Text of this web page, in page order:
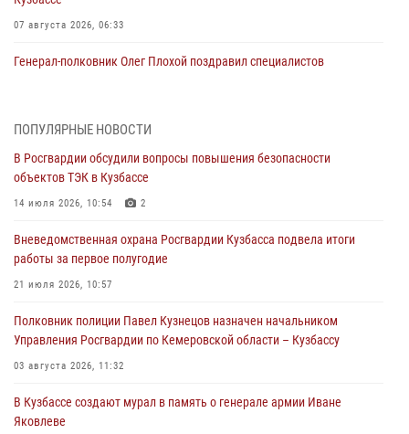
07 августа 2026, 06:33
Генерал-полковник Олег Плохой поздравил специалистов
07 августа 2026, 05:32
С 1 сентября 2026 года вступает в силу новый федеральный закон о
частной охранной деятельности
06 августа 2026, 10:19
Росгвардейцы задержали предполагаемого виновника причинения
ножевого ранения кемеровчанину
06 августа 2026, 09:18
Росгвардейцы задержали мужчину, повредившего имущество
горожанки
06 августа 2026, 08:17
Росгвардейцы пресекли противоправные действия и защитили
новокузнечанку от агрессивного знакомого
ПОПУЛЯРНЫЕ НОВОСТИ
В Росгвардии обсудили вопросы повышения безопасности
объектов ТЭК в Кузбассе
14 июля 2026, 10:54 2
Вневедомственная охрана Росгвардии Кузбасса подвела итоги
работы за первое полугодие
21 июля 2026, 10:57
Полковник полиции Павел Кузнецов назначен начальником
Управления Росгвардии по Кемеровской области – Кузбассу
03 августа 2026, 11:32
В Кузбассе создают мурал в память о генерале армии Иване
Яковлеве